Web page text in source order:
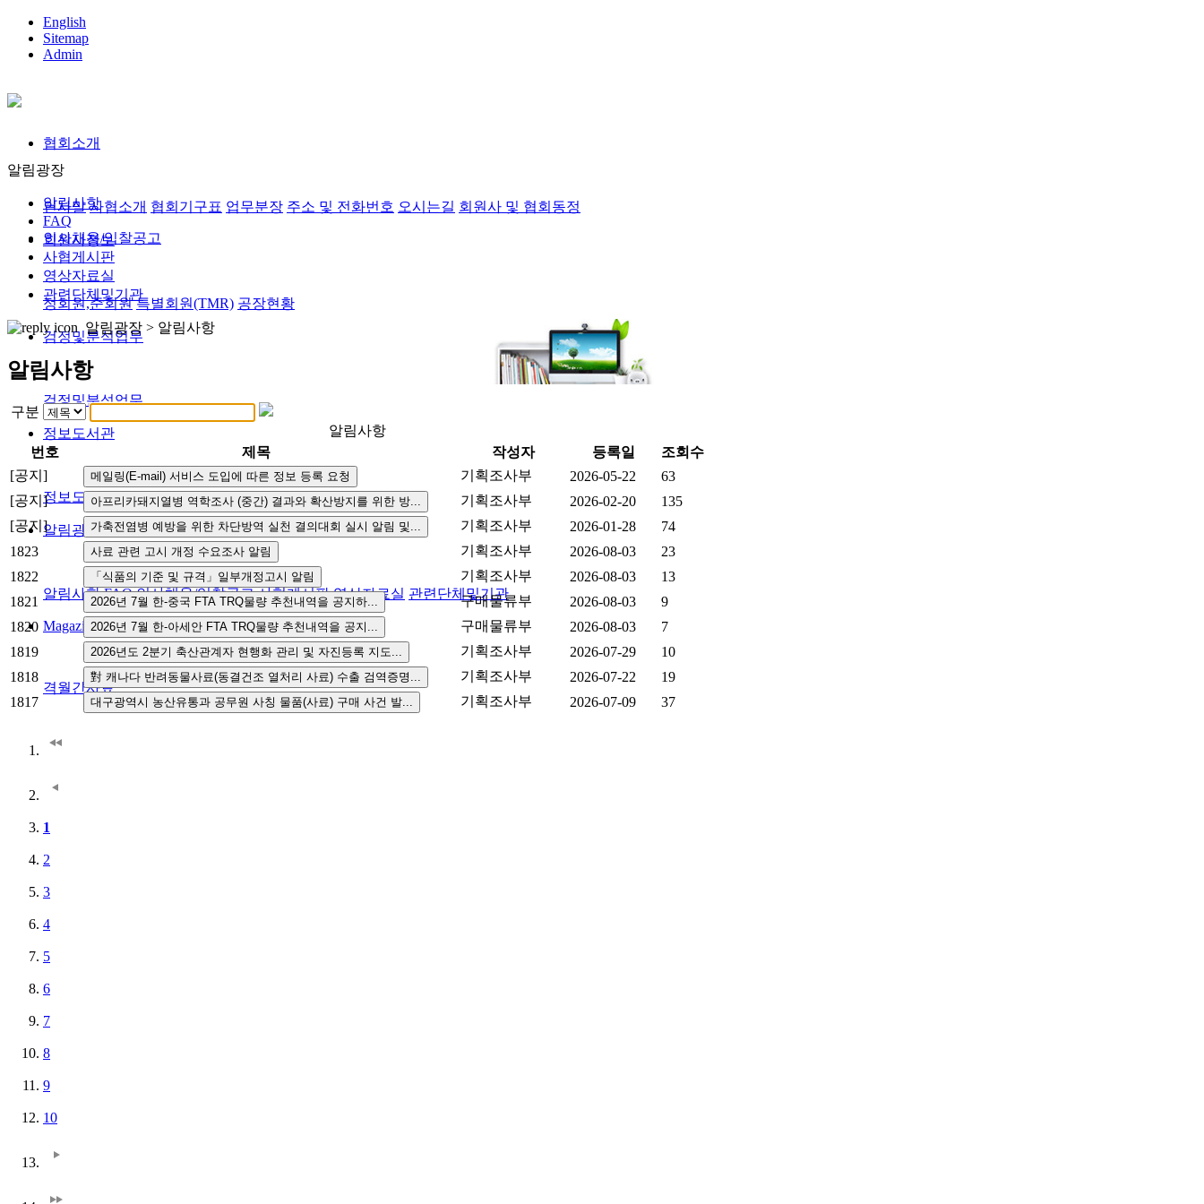
English
Sitemap
Admin
협회소개
인사말 사협소개 협회기구표 업무분장 주소 및 전화번호 오시는길 회원사 및 협회동정
회원사정보
정회원,준회원 특별회원(TMR) 공장현황
검정및분석업무
검정및분석업무
정보도서관
정보도서관
알림광장
알림사항 FAQ 인사채용/입찰공고 사협게시판 영상자료실 관련단체및기관
Magazine
격월간사료
알림광장
알림사항
FAQ
인사채용/입찰공고
사협게시판
영상자료실
관련단체및기관
알림광장 > 알림사항
알림사항
구분
알림사항
번호
제목 작성자 등록일
조회수
[공지]
기획조사부 2026-05-22
63
[공지]
기획조사부 2026-02-20
135
[공지]
기획조사부 2026-01-28
74
1823
기획조사부 2026-08-03
23
1822
기획조사부 2026-08-03
13
1821
구매물류부 2026-08-03
9
1820
구매물류부 2026-08-03
7
1819
기획조사부 2026-07-29
10
1818
기획조사부 2026-07-22
19
1817
기획조사부 2026-07-09 37
1
2
3
4
5
6
7
8
9
10